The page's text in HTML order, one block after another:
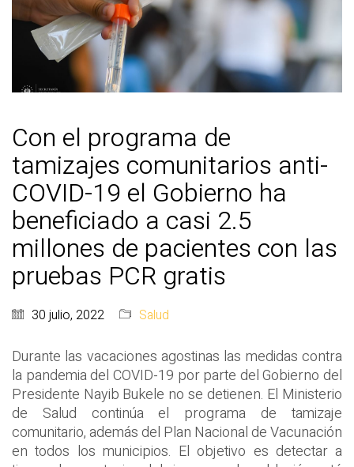
Con el programa de
tamizajes comunitarios anti-
COVID-19 el Gobierno ha
beneficiado a casi 2.5
millones de pacientes con las
pruebas PCR gratis
30 julio, 2022 Salud
Durante las vacaciones agostinas las medidas contra
la pandemia del COVID-19 por parte del Gobierno del
Presidente Nayib Bukele no se detienen. El Ministerio
de Salud continúa el programa de tamizaje
comunitario, además del Plan Nacional de Vacunación
en todos los municipios. El objetivo es detectar a